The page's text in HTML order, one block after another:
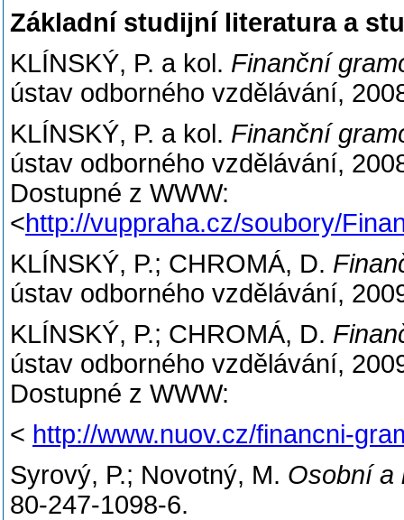
Základní studijní literatura a
KLÍNSKÝ, P. a kol. Finanční
ústav odborného vzdělávání,
KLÍNSKÝ, P. a kol. Finanční
ústav odborného vzdělávání,
Dostupné z WWW:
<http://vuppraha.cz/soubory/
KLÍNSKÝ, P.; CHROMÁ, D.
ústav odborného vzdělávání,
KLÍNSKÝ, P.; CHROMÁ, D.
ústav odborného vzdělávání,
Dostupné z WWW:
< http://www.nuov.cz/financni-
Syrový, P.; Novotný, M. Osobní a
80-247-1098-6.